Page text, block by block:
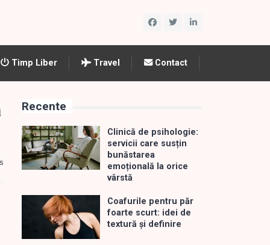
Timp Liber Travel Contact
Recente
Clinică de psihologie:
servicii care susțin
bunăstarea
emoțională la orice
vârstă
Coafurile pentru păr
foarte scurt: idei de
textură și definire